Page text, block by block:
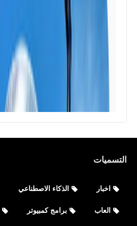
التسميات
اخبار الذكاء الاصطناعي
العاب برامج كمبيوتر